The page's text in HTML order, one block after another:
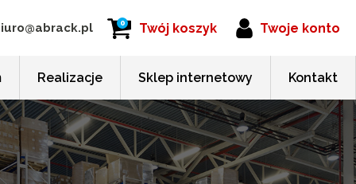
0 Twój koszyk Twoje konto
Realizacje Sklep internetowy Kontakt